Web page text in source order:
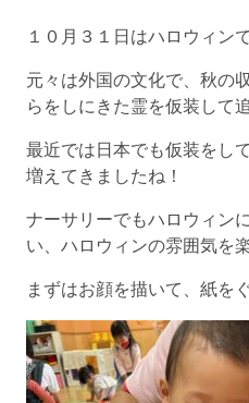
１０月３１日はハロウィン
元々は外国の文化で、秋の
らをしにきた霊を仮装して
最近では日本でも仮装をし
増えてきましたね！
ナーサリーでもハロウィン
い、ハロウィンの雰囲気を
まずはお顔を描いて、紙を